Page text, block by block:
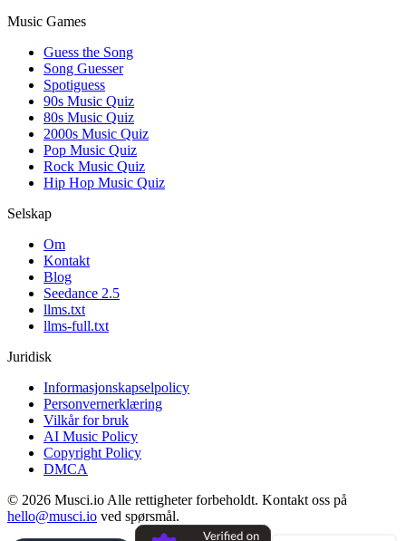
Music Games
Guess the Song
Song Guesser
Spotiguess
90s Music Quiz
80s Music Quiz
2000s Music Quiz
Pop Music Quiz
Rock Music Quiz
Hip Hop Music Quiz
Selskap
Om
Kontakt
Blog
Seedance 2.5
llms.txt
llms-full.txt
Juridisk
Informasjonskapselpolicy
Personvernerklæring
Vilkår for bruk
AI Music Policy
Copyright Policy
DMCA
© 2026 Musci.io Alle rettigheter forbeholdt. Kontakt oss på
hello@musci.io ved spørsmål.